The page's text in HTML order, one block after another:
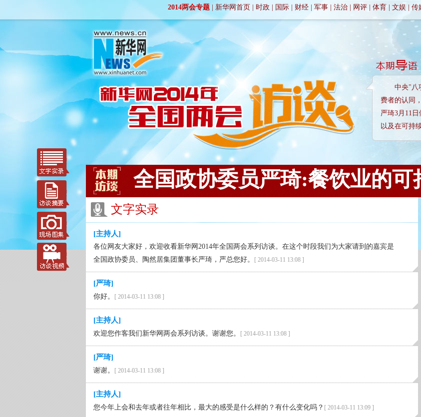
2014两会专题 新华网首页 时政 国际 财经 军事 法治 网评 体育 文娱 传
中央"八
费者的认同
严琦3月11
以及在可持
全国政协委员严琦:餐饮业的可
文字实录
[主持人]
各位网友大家好，欢迎收看新华网2014年全国两会系列访谈。在这个时段我们为大家请到的嘉宾是
全国政协委员、陶然居集团董事长严琦，严总您好。
[ 2014-03-11 13:08 ]
[严琦]
你好。 [ 2014-03-11 13:08 ]
[主持人]
欢迎您作客我们新华网两会系列访谈。谢谢您。 [ 2014-03-11 13:08 ]
[严琦]
谢谢。 [ 2014-03-11 13:08 ]
[主持人]
您今年上会和去年或者往年相比，最大的感受是什么样的？有什么变化吗？ [ 2014-03-11 13:09 ]